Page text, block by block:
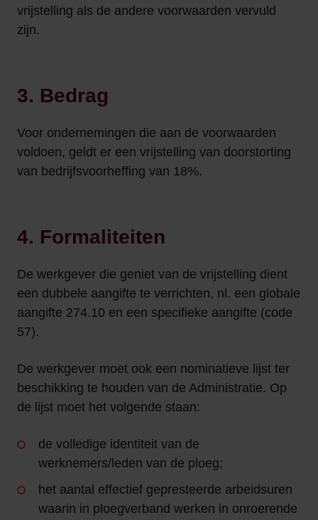
vrijstelling als de andere voorwaarden vervuld
zijn.
3. Bedrag
Voor ondernemingen die aan de voorwaarden
voldoen, geldt er een vrijstelling van doorstorting
van bedrijfsvoorheffing van 18%.
4. Formaliteiten
De werkgever die geniet van de vrijstelling dient
een dubbele aangifte te verrichten, nl. een globale
aangifte 274.10 en een specifieke aangifte (code
57).
De werkgever moet ook een nominatieve lijst ter
beschikking te houden van de Administratie. Op
de lijst moet het volgende staan:
de volledige identiteit van de
werknemers/leden van de ploeg;
het aantal effectief gepresteerde arbeidsuren
waarin in ploegverband werken in onroerende